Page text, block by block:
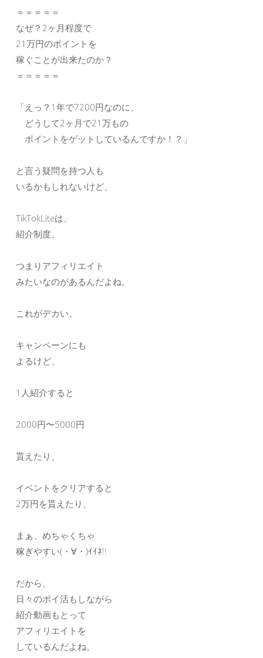
＝＝＝＝＝
なぜ？2ヶ月程度で
21万円のポイントを
稼ぐことが出来たのか？
＝＝＝＝＝
「えっ？1年で7200円なのに、
どうして2ヶ月で21万もの
ポイントをゲットしているんですか！？」
と言う疑問を持つ人も
いるかもしれないけど、
TikTokLiteは、
紹介制度、
つまりアフィリエイト
みたいなのがあるんだよね。
これがデカい。
キャンペーンにも
よるけど、
1人紹介すると
2000円〜5000円
貰えたり、
イベントをクリアすると
2万円を貰えたり、
まぁ、めちゃくちゃ
稼ぎやすい(・∀・)ｲｲﾈ!!
だから、
日々のポイ活もしながら
紹介動画もとって
アフィリエイトを
しているんだよね。